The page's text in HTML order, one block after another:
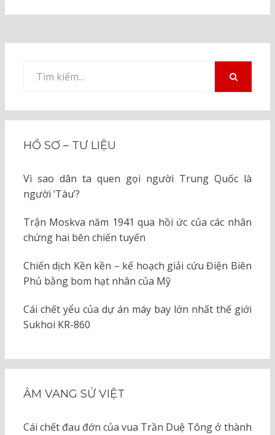
kiếm
HỒ SƠ – TƯ LIỆU
Vì sao dân ta quen gọi người Trung Quốc là
người ‘Tàu’?
Trận Moskva năm 1941 qua hồi ức của các nhân
chứng hai bên chiến tuyến
Chiến dịch Kền kền – kế hoạch giải cứu Điện Biên
Phủ bằng bom hạt nhân của Mỹ
Cái chết yểu của dự án máy bay lớn nhất thế giới
Sukhoi KR-860
ÂM VANG SỬ VIỆT
Cái chết đau đớn của vua Trần Duệ Tông ở thành